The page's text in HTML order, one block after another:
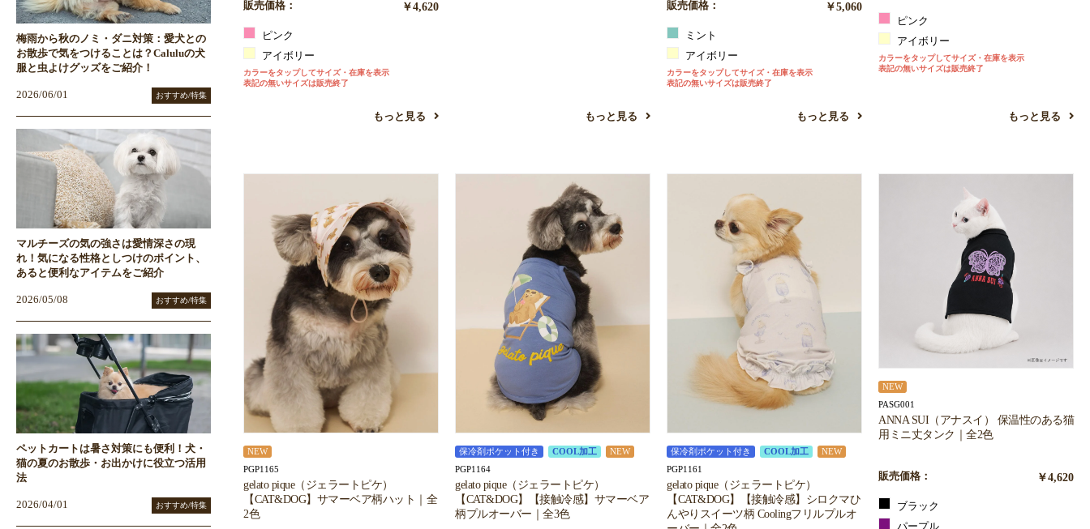
販売価格： ￥4,620
ピンク
アイボリー
カラーをタップしてサイズ・在庫を表示
表記の無いサイズは販売終了
もっと見る もっと見る
販売価格： ￥5,060
ミント
アイボリー
カラーをタップしてサイズ・在庫を表示
表記の無いサイズは販売終了
もっと見る
ピンク
アイボリー
カラーをタップしてサイズ・在庫を表示
表記の無いサイズは販売終了
もっと見る
NEW
PGP1165
gelato pique（ジェラートピケ）
【CAT&DOG】サマーベア柄ハット｜全
2色
保冷剤ポケット付き COOL加工 NEW
PGP1164
gelato pique（ジェラートピケ）
【CAT&DOG】【接触冷感】サマーベア
柄プルオーバー｜全3色
保冷剤ポケット付き COOL加工 NEW
PGP1161
gelato pique（ジェラートピケ）
【CAT&DOG】【接触冷感】シロクマひ
んやりスイーツ柄 Coolingフリルプルオ
NEW
PASG001
ANNA SUI（アナスイ） 保温性のある猫
用ミニ丈タンク｜全2色
販売価格： ￥4,620
ブラック
パープル
梅雨から秋のノミ・ダニ対策：愛犬との
お散歩で気をつけることは？Caluluの犬
服と虫よけグッズをご紹介！
2026/06/01 おすすめ/特集
マルチーズの気の強さは愛情深さの現
れ！気になる性格としつけのポイント、
あると便利なアイテムをご紹介
2026/05/08 おすすめ/特集
ペットカートは暑さ対策にも便利！犬・
猫の夏のお散歩・お出かけに役立つ活用
法
2026/04/01 おすすめ/特集